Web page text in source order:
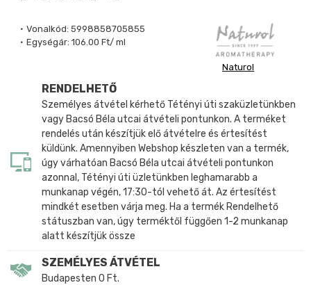
Vonalkód: 5998858705855
Egységár: 106.00 Ft/ ml
Naturol
RENDELHETŐ
Személyes átvétel kérhető Tétényi úti szaküzletünkben
vagy Bacsó Béla utcai átvételi pontunkon. A terméket
rendelés után készítjük elő átvételre és értesítést
küldünk. Amennyiben Webshop készleten van a termék,
úgy várhatóan Bacsó Béla utcai átvételi pontunkon
azonnal, Tétényi úti üzletünkben leghamarabb a
munkanap végén, 17:30-tól vehető át. Az értesítést
mindkét esetben várja meg. Ha a termék Rendelhető
státuszban van, úgy terméktől függően 1-2 munkanap
alatt készítjük össze
SZEMÉLYES ÁTVÉTEL
Budapesten 0 Ft.